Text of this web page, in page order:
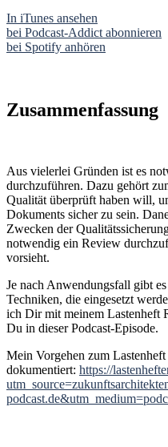
In iTunes ansehen
bei Podcast-Addict abonnieren
bei Spotify anhören
Zusammenfassung
Aus vielerlei Gründen ist es
durchzuführen. Dazu gehört
Qualität überprüft haben will,
Dokuments sicher zu sein.
Zwecken der
notwendig ein Review
vorsieht.
Je nach Anwendungsfall gibt
Techniken, die eingesetzt
ich Dir mit meinem Lastenheft
Du in dieser Podcast-Episode.
Mein Vorgehen zum
dokumentiert: https://